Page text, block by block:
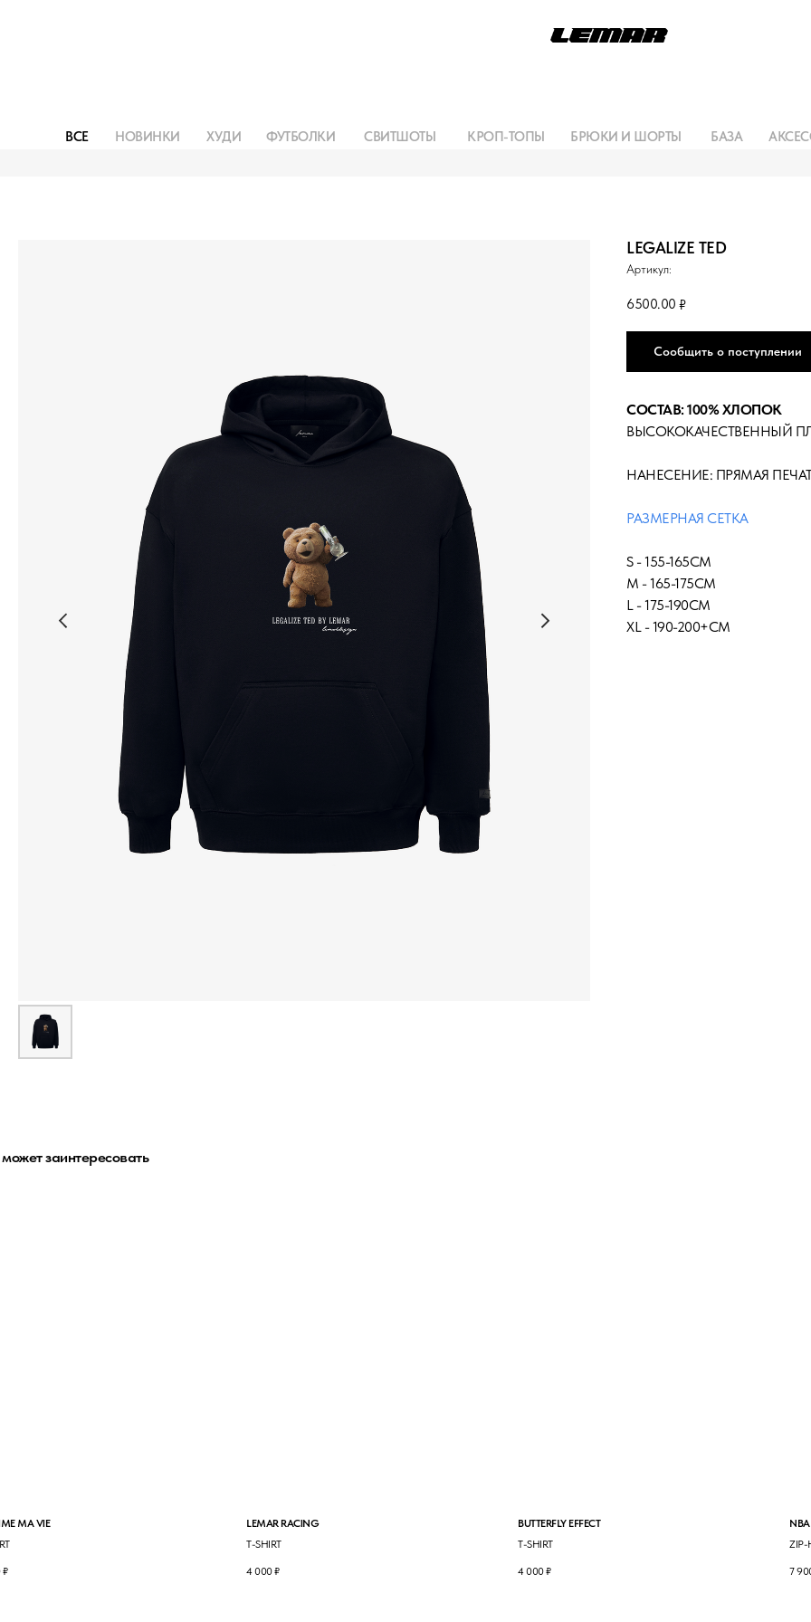
БАЗА
БРЮКИ И ШОРТЫ
КРОП-ТОПЫ
СВИТШОТЫ
ФУТБОЛКИ
ХУДИ
НОВИНКИ
ВСЕ
LEGALIZE TED
Артикул:
6500.00 ₽
Сообщить о поступлении
СОСТАВ: 100% ХЛОПОК
ВЫСОКОКАЧЕСТВЕННЫЙ
НАНЕСЕНИЕ: ПРЯМАЯ
РАЗМЕРНАЯ СЕТКА
S - 155-165СМ
М - 165-175СМ
L - 175-190СМ
XL - 190-200+СМ
заинтересовать
MA VIE
₽
LEMAR RACING
T-SHIRT
4 000₽
BUTTERFLY EFFECT
T-SHIRT
4 000₽
NBA
ZIP-
7